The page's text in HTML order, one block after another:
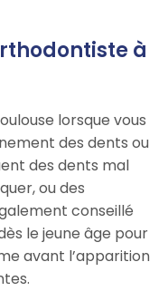
à
lorsque vous
des dents ou
des dents mal
ou des
conseillé
le jeune âge pour
avant l’apparition